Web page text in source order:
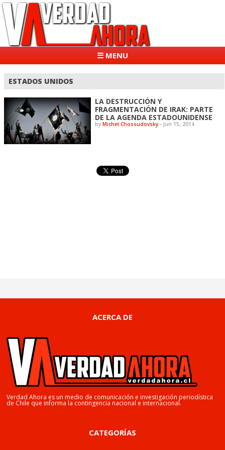
☰ MENU
ESTADOS UNIDOS
LA DESTRUCCIÓN Y
FRAGMENTACIÓN DE IRAK: PARTE
DE LA AGENDA ESTADOUNIDENSE
byMichel Chossudovsky - Jun 15, 2014
ACERCA DE
Verdad Ahora es un medio de comunicación e investigación periodística
de Chile que informa la contingencia nacional e internacional.
CATEGORÍAS